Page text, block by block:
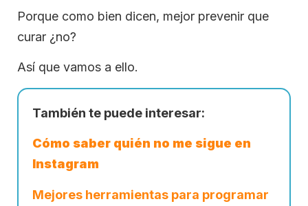
Porque como bien dicen, mejor prevenir que
curar ¿no?
Así que vamos a ello.
También te puede interesar:
Cómo saber quién no me sigue en
Instagram
Mejores herramientas para programar